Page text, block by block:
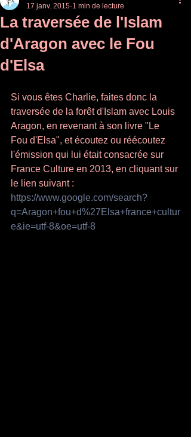
La traversée de l'Islam
d'Aragon avec le Fou
d'Elsa
17 janv. 2015 1 min de lecture
Si vous êtes Charlie, faites donc la
traversée de la forêt d'Islam avec Louis
Aragon, en revenant à son livre "Le
Fou d'Elsa", et écoutez ou réécoutez
l'émission qui lui était consacrée sur
France Culture en 2013, en cliquant sur
le lien suivant :
https://www.google.com/search?
q=Aragon+fou+d%27Elsa+france+cultur
e&ie=utf-8&oe=utf-8